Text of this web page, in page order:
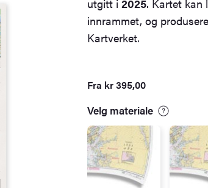
utgitt i 2025. Kartet kan
innrammet, og
Kartverket.
Fra kr395,00
Velg materiale